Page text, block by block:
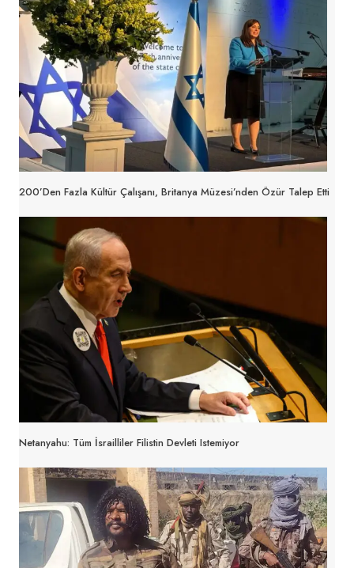
200’den Fazla Kültür Çalışanı, Britanya Müzesi’nden Özür Talep Etti
Netanyahu: Tüm İsrailliler Filistin Devleti Istemiyor